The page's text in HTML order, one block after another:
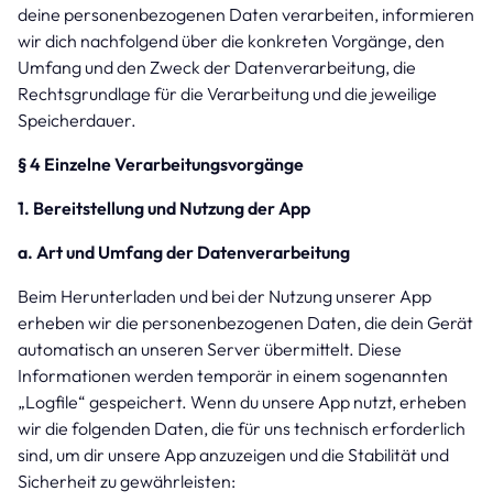
deine personenbezogenen Daten verarbeiten, informieren
wir dich nachfolgend über die konkreten Vorgänge, den
Umfang und den Zweck der Datenverarbeitung, die
Rechtsgrundlage für die Verarbeitung und die jeweilige
Speicherdauer.
§ 4 Einzelne Verarbeitungsvorgänge
1. Bereitstellung und Nutzung der App
a. Art und Umfang der Datenverarbeitung
Beim Herunterladen und bei der Nutzung unserer App
erheben wir die personenbezogenen Daten, die dein Gerät
automatisch an unseren Server übermittelt. Diese
Informationen werden temporär in einem sogenannten
„Logfile“ gespeichert. Wenn du unsere App nutzt, erheben
wir die folgenden Daten, die für uns technisch erforderlich
sind, um dir unsere App anzuzeigen und die Stabilität und
Sicherheit zu gewährleisten: